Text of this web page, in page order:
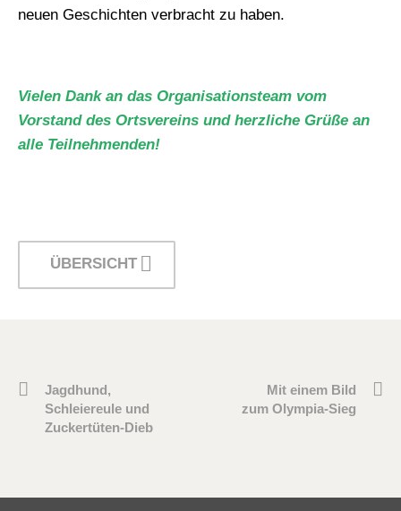
neuen Geschichten verbracht zu haben.
Vielen Dank an das Organisationsteam vom
Vorstand des Ortsvereins und herzliche Grüße an
alle Teilnehmenden!
ÜBERSICHT
Jagdhund,
Schleiereule und
Zuckertüten-Dieb
Mit einem Bild
zum Olympia-Sieg